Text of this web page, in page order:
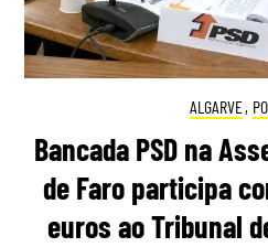
ALGARVE,
Bancada PSD na
de Faro participa
euros ao Tribunal